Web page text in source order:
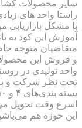
سایر محصولات
راستا واحد های
با مشکل بازاریابی
آموزش این کود به
متقاضیان متوجه
و فروش این
واحد تولیدی در
تحت نظر شرکت و با
اسرع وقت تحویل
این حوزه هم